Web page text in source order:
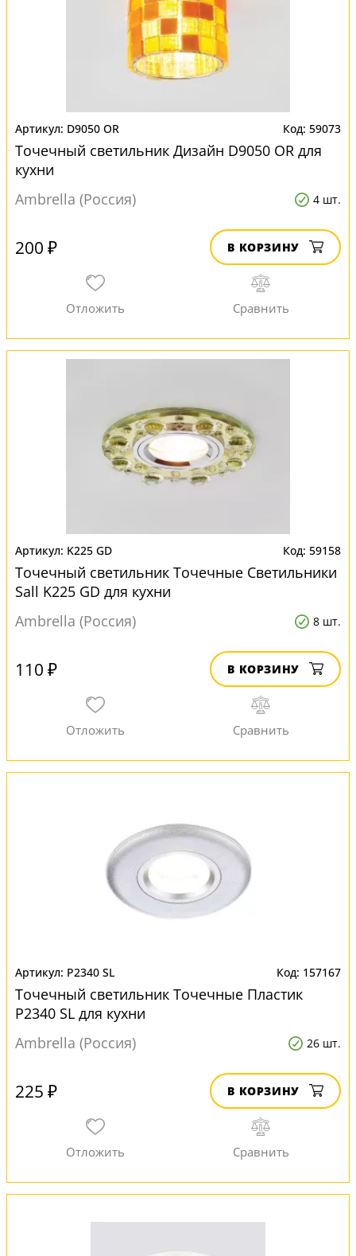
D9050 OR 59073
Точечный светильник Дизайн D9050 OR для
кухни
Ambrella (Россия)
4 шт.
200 ₽ В КОРЗИНУ
K225 GD 59158
Точечный светильник Точечные Светильники
Sall K225 GD для кухни
Ambrella (Россия)
8 шт.
110 ₽ В КОРЗИНУ
P2340 SL 157167
Точечный светильник Точечные Пластик
P2340 SL для кухни
Ambrella (Россия)
26 шт.
225 ₽ В КОРЗИНУ